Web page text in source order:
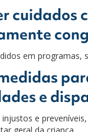
cuidados
em programas,
e
e